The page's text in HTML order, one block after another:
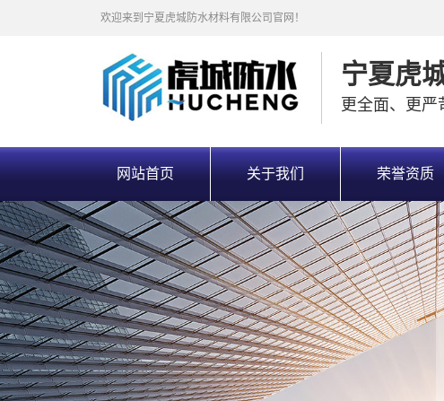
欢迎来到宁夏虎城防水材料有限公司官网！
宁夏虎
更全面、更严
网站首页 关于我们 荣誉资质